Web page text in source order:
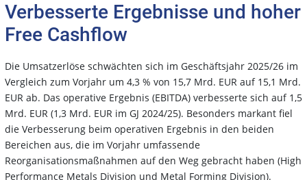
Verbesserte Ergebnisse und hoher
Free Cashflow
Die Umsatzerlöse schwächten sich im Geschäftsjahr 2025/26 im
Vergleich zum Vorjahr um 4,3 % von 15,7 Mrd. EUR auf 15,1 Mrd.
EUR ab. Das operative Ergebnis (EBITDA) verbesserte sich auf 1,5
Mrd. EUR (1,3 Mrd. EUR im GJ 2024/25). Besonders markant fiel
die Verbesserung beim operativen Ergebnis in den beiden
Bereichen aus, die im Vorjahr umfassende
Reorganisationsmaßnahmen auf den Weg gebracht haben (High
Performance Metals Division und Metal Forming Division).